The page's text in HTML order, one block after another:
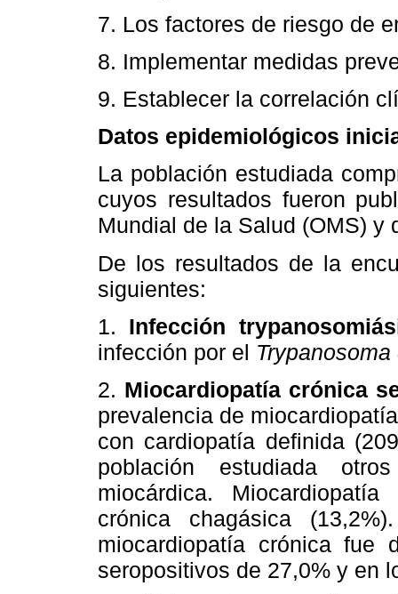
7. Los factores de riesgo de
8. Implementar medidas
9. Establecer la correlación
Datos epidemiológicos
La población estudiada
cuyos resultados fueron
Mundial de la Salud (OMS) y
De los resultados de la
siguientes:
1. Infección
infección por el Trypanosoma
2. Miocardiopatía crónica
prevalencia de
con cardiopatía definida
población estudiada
miocárdica.
crónica chagásica
miocardiopatía crónica fue
seropositivos de 27,0% y en